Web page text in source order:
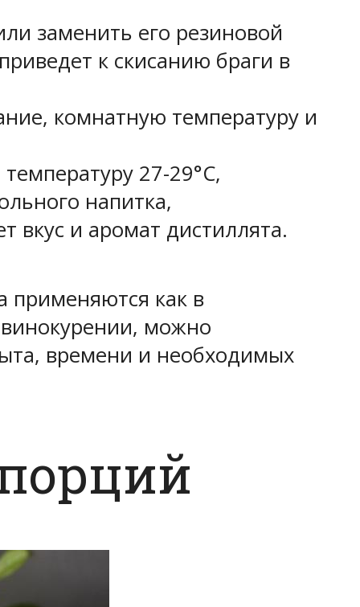
заменить его резиновой
к скисанию браги в
комнатную температуру и
27-29°C,
напитка,
вкус и аромат дистиллята.
применяются как в
можно
времени и необходимых